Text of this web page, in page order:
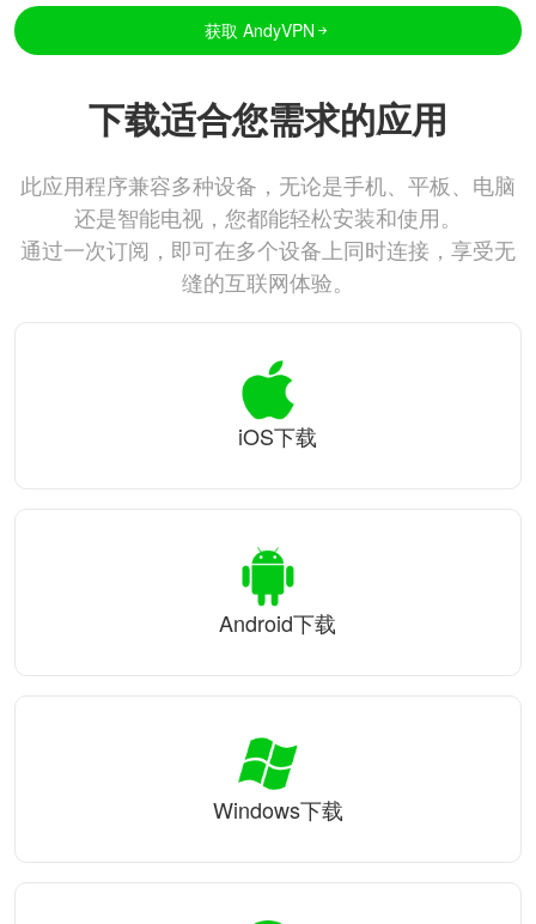
获取 AndyVPN
下载适合您需求的应用
此应用程序兼容多种设备，无论是手机、平板、电脑
还是智能电视，您都能轻松安装和使用。
通过一次订阅，即可在多个设备上同时连接，享受无
缝的互联网体验。
iOS下载
Android下载
Windows下载